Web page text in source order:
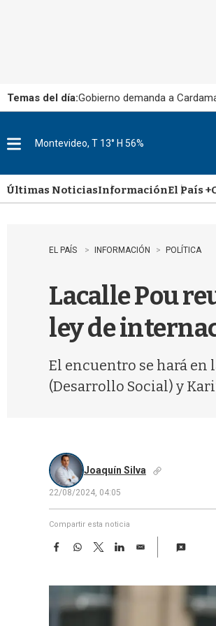
Temas del día:Gobierno demanda a
u
Montevideo, T 13° H 56%
Últimas NoticiasInformaciónEl País +
EL PAÍS INFORMACIÓN POLÍTICA
Lacalle Pou
ley de
El encuentro se hará
(Desarrollo Social) y
Joaquín Silva
22/08/2024, 04:05
Compartir esta noticia
F
e
o
W
t
s
A
T
w
t
t
e
L
k
E
i